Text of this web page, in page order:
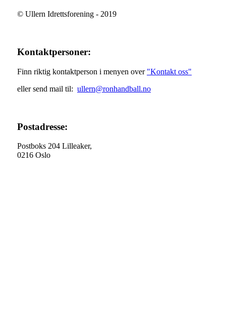
© Ullern Idrettsforening - 2019
Kontaktpersoner:
Finn riktig kontaktperson i menyen over "Kontakt oss"
eller send mail til: ullern@ronhandball.no
Postadresse:
Postboks 204 Lilleaker,
0216 Oslo